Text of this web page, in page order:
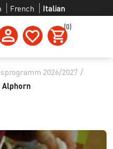
French Italian
(0)
2026/2027 /